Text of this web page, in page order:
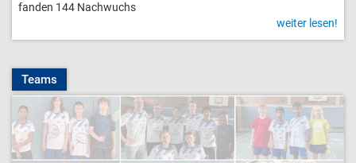
fanden 144 Nachwuchs
weiter lesen!
Teams